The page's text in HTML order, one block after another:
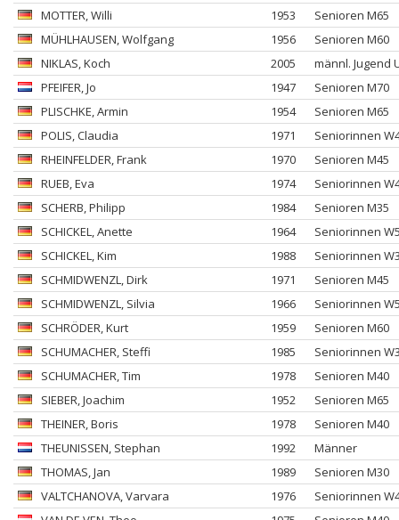
MOTTER, Willi 1953
Senioren M65
MÜHLHAUSEN, Wolfgang 1956
Senioren M60
NIKLAS, Koch 2005
männl. Jugend
PFEIFER, Jo 1947
Senioren M70
PLISCHKE, Armin 1954
Senioren M65
POLIS, Claudia 1971
Seniorinnen
RHEINFELDER, Frank 1970
Senioren M45
RUEB, Eva 1974
Seniorinnen
SCHERB, Philipp 1984
Senioren M35
SCHICKEL, Anette 1964
Seniorinnen
SCHICKEL, Kim 1988
Seniorinnen
SCHMIDWENZL, Dirk 1971
Senioren M45
SCHMIDWENZL, Silvia 1966
Seniorinnen
SCHRÖDER, Kurt 1959
Senioren M60
SCHUMACHER, Steffi 1985
Seniorinnen
SCHUMACHER, Tim 1978
Senioren M40
SIEBER, Joachim 1952
Senioren M65
THEINER, Boris 1978
Senioren M40
THEUNISSEN, Stephan 1992
Männer
THOMAS, Jan 1989
Senioren M30
VALTCHANOVA, Varvara 1976
Seniorinnen